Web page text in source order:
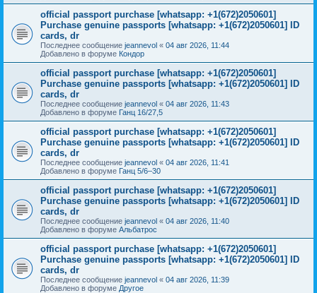
official passport purchase [whatsapp: +1(672)2050601]
Purchase genuine passports [whatsapp: +1(672)2050601] ID
cards, dr
Последнее сообщение jeannevol « 04 авг 2026, 11:44
Добавлено в форуме Кондор
official passport purchase [whatsapp: +1(672)2050601]
Purchase genuine passports [whatsapp: +1(672)2050601] ID
cards, dr
Последнее сообщение jeannevol « 04 авг 2026, 11:43
Добавлено в форуме Ганц 16/27,5
official passport purchase [whatsapp: +1(672)2050601]
Purchase genuine passports [whatsapp: +1(672)2050601] ID
cards, dr
Последнее сообщение jeannevol « 04 авг 2026, 11:41
Добавлено в форуме Ганц 5/6–30
official passport purchase [whatsapp: +1(672)2050601]
Purchase genuine passports [whatsapp: +1(672)2050601] ID
cards, dr
Последнее сообщение jeannevol « 04 авг 2026, 11:40
Добавлено в форуме Альбатрос
official passport purchase [whatsapp: +1(672)2050601]
Purchase genuine passports [whatsapp: +1(672)2050601] ID
cards, dr
Последнее сообщение jeannevol « 04 авг 2026, 11:39
Добавлено в форуме Другое